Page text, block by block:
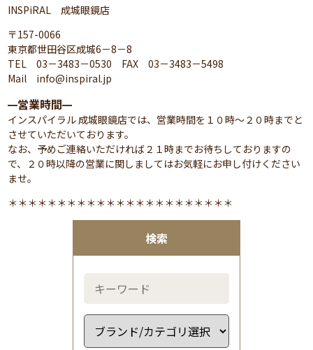
検索
INSPiRAL 成城眼鏡店
〒157-0066
東京都世田谷区成城6－8－8
TEL 03－3483－0530 FAX 03－3483－5498
Mail info@inspiral.jp
━営業時間━
インスパイラル 成城眼鏡店では、営業時間を１０時～２０時までと
させていただいております。
なお、予めご連絡いただければ２１時までお待ちしておりますの
で、２０時以降の営業に関しましてはお気軽にお申し付けください
ませ。
＊＊＊＊＊＊＊＊＊＊＊＊＊＊＊＊＊＊＊＊＊＊＊